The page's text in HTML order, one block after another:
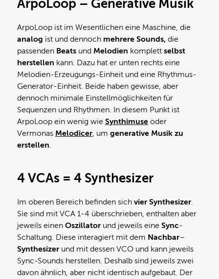
ArpoLoop – Generative Musik
ArpoLoop ist im Wesentlichen eine Maschine, die
analog ist und dennoch mehrere Sounds, die
passenden Beats und Melodien komplett selbst
herstellen kann. Dazu hat er unten rechts eine
Melodien-Erzeugungs-Einheit und eine Rhythmus-
Generator-Einheit. Beide haben gewisse, aber
dennoch minimale Einstellmöglichkeiten für
Sequenzen und Rhythmen. In diesem Punkt ist
ArpoLoop ein wenig wie Synthimuse oder
Vermonas Melodicer, um generative Musik zu
erstellen.
4 VCAs = 4 Synthesizer
Im oberen Bereich befinden sich vier Synthesizer.
Sie sind mit VCA 1-4 überschrieben, enthalten aber
jeweils einen Oszillator und jeweils eine Sync-
Schaltung. Diese interagiert mit dem Nachbar–
Synthesizer und mit dessen VCO und kann jeweils
Sync-Sounds herstellen. Deshalb sind jeweils zwei
davon ähnlich, aber nicht identisch aufgebaut. Der